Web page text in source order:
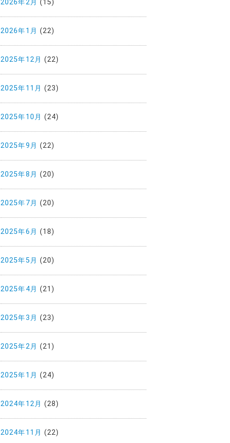
2026年2月 (15)
2026年1月 (22)
2025年12月 (22)
2025年11月 (23)
2025年10月 (24)
2025年9月 (22)
2025年8月 (20)
2025年7月 (20)
2025年6月 (18)
2025年5月 (20)
2025年4月 (21)
2025年3月 (23)
2025年2月 (21)
2025年1月 (24)
2024年12月 (28)
2024年11月 (22)